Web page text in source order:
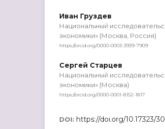
Иван Груздев
Национальный
экономики» (Москва, Россия)
https://orcid.org/0000-0003-3939-7909
Сергей Старцев
Национальный
экономики» (Москва)
https://orcid.org/0000-0001-8152-1817
DOI: https://doi.org/10.17323/